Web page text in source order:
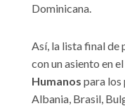
Dominicana.
Así, la lista final de
con un asiento en el
Humanos para los
Albania, Brasil,